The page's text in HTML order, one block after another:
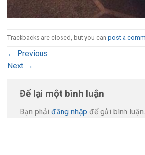
Trackbacks are closed, but you can post a
← Previous
Next →
Để lại một bình luận
Bạn phải đăng nhập để gửi bình luận.